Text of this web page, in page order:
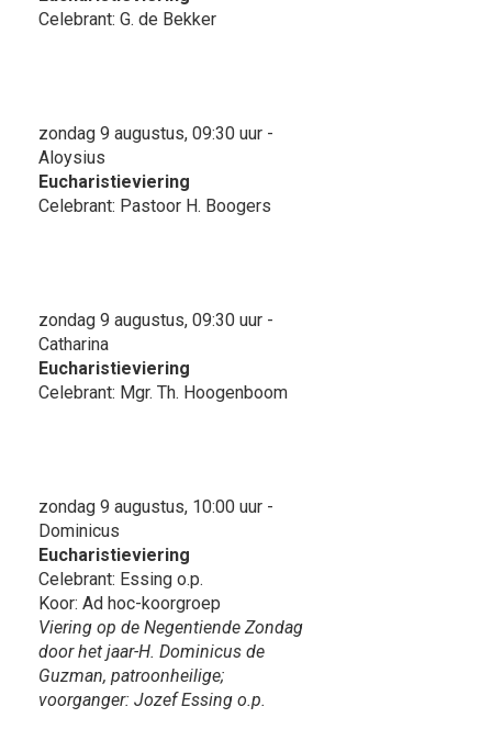
Celebrant: G. de Bekker
zondag 9 augustus, 09:30 uur -
Aloysius
Eucharistieviering
Celebrant: Pastoor H. Boogers
zondag 9 augustus, 09:30 uur -
Catharina
Eucharistieviering
Celebrant: Mgr. Th. Hoogenboom
zondag 9 augustus, 10:00 uur -
Dominicus
Eucharistieviering
Celebrant: Essing o.p.
Koor: Ad hoc-koorgroep
Viering op de Negentiende Zondag
door het jaar-H. Dominicus de
Guzman, patroonheilige;
voorganger: Jozef Essing o.p.